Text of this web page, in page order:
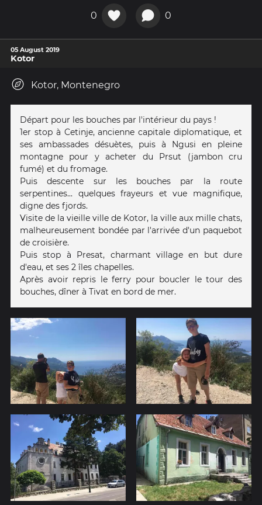
0 0
05 August 2019
Kotor
Kotor, Montenegro
Départ pour les bouches par l'intérieur du pays !
1er stop à Cetinje, ancienne capitale diplomatique, et
ses ambassades désuètes, puis à Ngusi en pleine
montagne pour y acheter du Prsut (jambon cru
fumé) et du fromage.
Puis descente sur les bouches par la route
serpentines... quelques frayeurs et vue magnifique,
digne des fjords.
Visite de la vieille ville de Kotor, la ville aux mille chats,
malheureusement bondée par l'arrivée d'un paquebot
de croisière.
Puis stop à Presat, charmant village en but dure
d'eau, et ses 2 îles chapelles.
Après avoir repris le ferry pour boucler le tour des
bouches, dîner à Tivat en bord de mer.